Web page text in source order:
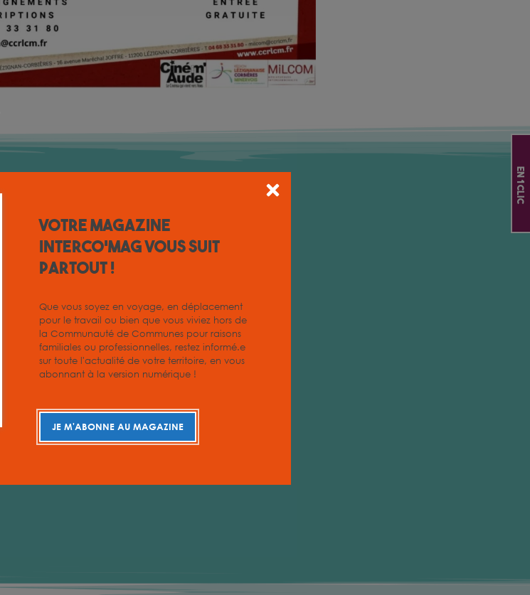
En 1 clic
Votre magazine
INTERCO'MAG vous suit
partout !
Que vous soyez en voyage, en déplacement
pour le travail ou bien que vous viviez hors de
la Communauté de Communes pour raisons
familiales ou professionnelles, restez informé.e
sur toute l'actualité de votre territoire, en vous
abonnant à la version numérique !
JE M'ABONNE AU MAGAZINE